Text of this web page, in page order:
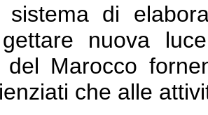
di
nuova
del Marocco
che alle